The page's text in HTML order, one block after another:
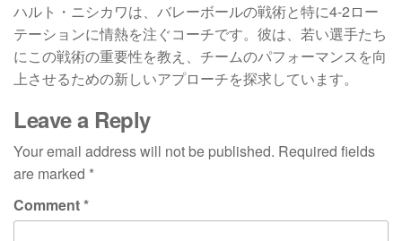
ハルト・ニシカワは、バレーボールの戦術と特に4-2ロー
テーションに情熱を注ぐコーチです。彼は、若い選手たち
にこの戦術の重要性を教え、チームのパフォーマンスを向
上させるための新しいアプローチを探求しています。
Leave a Reply
Your email address will not be published. Required fields
are marked *
Comment*